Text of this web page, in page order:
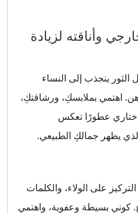
وأناقته لزيادة
ينجذب إلى النساء
اهتمي بملابسكِ، ورشاقتكِ،
اختاري عطورًا تعكس
يظهر جمالكِ الطبيعي.
على الولاء، والكلمات
كوني بسيطة وعفوية، واهتمي